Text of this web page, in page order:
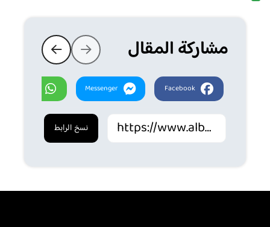
مشاركة المقال
Facebook
Messenger
نسخ الرابط